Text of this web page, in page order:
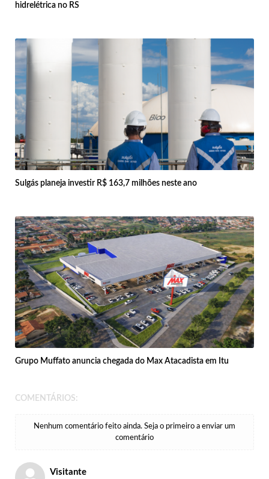
hidrelétrica no RS
Sulgás planeja investir R$ 163,7 milhões neste ano
Grupo Muffato anuncia chegada do Max Atacadista em Itu
COMENTÁRIOS:
Nenhum comentário feito ainda. Seja o primeiro a enviar um
comentário
Visitante